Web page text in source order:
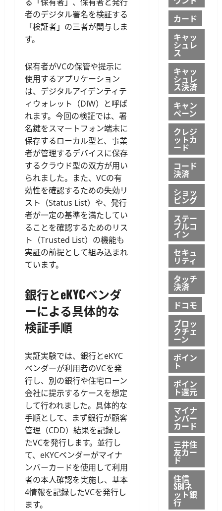
者のデジタル署名を検証する
「検証者」の三者が関与しま
す。
保有者がVCの保管や提示に
使用するアプリケーション
は、デジタルアイデンティテ
ィウォレット（DIW）と呼ば
れます。今回の検証では、署
名鍵をスマートフォン端末に
保存するローカル型と、事業
者が管理するデバイスに保存
するクラウド型の双方が用い
られました。また、VCの有
効性を確認するための失効リ
スト（Status List）や、発行
者が一定の基準を満たしてい
ることを確認するためのリス
ト（Trusted List）の機能も
実証の前提として組み込まれ
ています。
銀行とeKYCベンダ
ーによる具体的な
検証手順
実証実験では、銀行とeKYC
ベンダーが利用者のVCを発
行し、別の銀行や住宅ローン
会社に提示するケースを想定
して行われました。具体的な
手順として、まず銀行が顧客
管理（CDD）結果を記録し
たVCを発行します。並行し
て、eKYCベンダーがマイナ
ンバーカードを使用して利用
者の本人確認を実施し、基本
4情報を記録したVCを発行し
ます。
カード
キャッ
シュレ
ス
キャッ
シュレ
ス決済
キャン
ペーン
クレジ
ットカ
ード
コード
決済
ショッ
ピング
ステー
ブルコ
イン
セキュ
リティ
タッチ
決済
ドコモ
ブロッ
クチェ
ーン
ポイン
ト
ポイン
ト還元
マイナ
ンバー
カード
三井住
友カー
ド
住信
SBIネ
ット銀
行